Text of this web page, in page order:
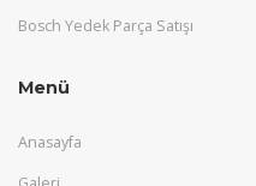
Bosch Yedek Parça Satışı
Menü
Anasayfa